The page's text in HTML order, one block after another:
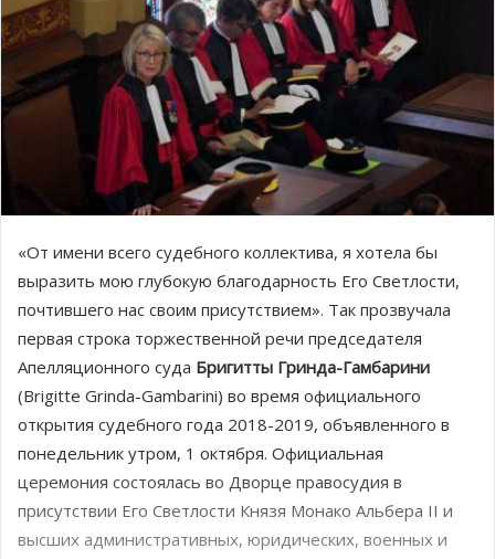
«От имени всего судебного коллектива, я хотела бы
выразить мою глубокую благодарность Его Светлости,
почтившего нас своим присутствием». Так прозвучала
первая строка торжественной речи председателя
Апелляционного суда Бригитты Гринда-Гамбарини
(Brigitte Grinda-Gambarini) во время официального
открытия судебного года 2018-2019, объявленного в
понедельник утром, 1 октября. Официальная
церемония состоялась во Дворце правосудия в
присутствии Его Светлости Князя Монако Альбера II и
высших административных, юридических, военных и